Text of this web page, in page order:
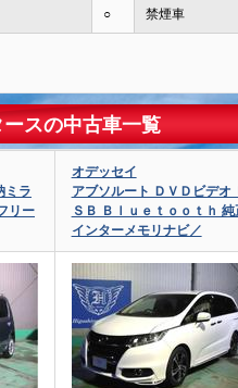
○ 禁煙車
スの中古車一覧
ミラ
リー
オデッセイ
アブソルート ＤＶＤビデオ
ＳＢ Ｂｌｕｅｔｏｏｔｈ 純
インターメモリナビ／